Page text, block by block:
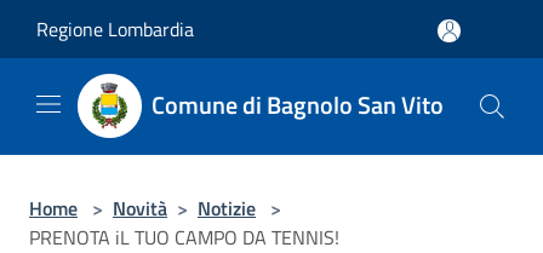
Regione Lombardia
Comune di Bagnolo San Vito
Home > Novità > Notizie >
PRENOTA iL TUO CAMPO DA TENNIS!